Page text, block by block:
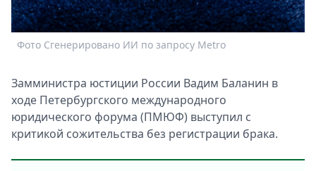
Metro
Фото Сгенерировано ИИ по запросу Metro
Замминистра юстиции России Вадим Баланин в
ходе Петербургского международного
юридического форума (ПМЮФ) выступил с
критикой сожительства без регистрации брака.